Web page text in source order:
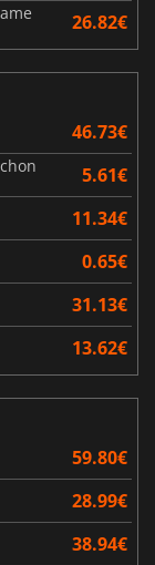
26.82€
46.73€
5.61€
11.34€
0.65€
31.13€
13.62€
59.80€
28.99€
38.94€